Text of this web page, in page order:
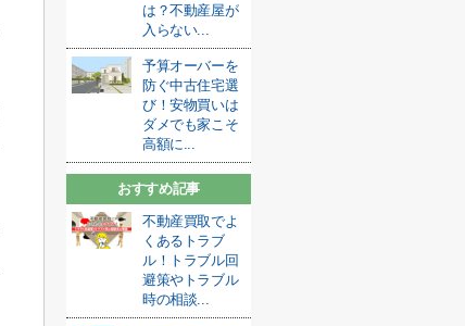
は？不動産屋が
入らない...
予算オーバーを
防ぐ中古住宅選
び！安物買いは
ダメでも家こそ
高額に...
おすすめ記事
不動産買取でよ
くあるトラブ
ル！トラブル回
避策やトラブル
時の相談...